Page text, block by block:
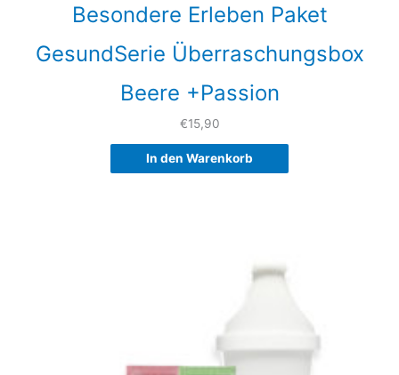
Besondere Erleben Paket
GesundSerie Überraschungsbox
Beere +Passion
€15,90
In den Warenkorb